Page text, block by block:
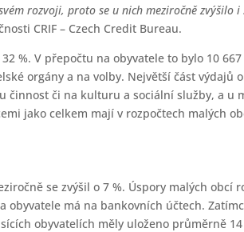
rozvoji, proto se u nich meziročně zvýšilo
CRIF – Czech Credit Bureau.
%. V přepočtu na obyvatele to bylo 10 667
orgány a na volby. Největší část výdajů
činnost či na kulturu a sociální služby, a u
jako celkem mají v rozpočtech malých
se zvýšil o 7 %. Úspory malých obcí
obyvatele má na bankovních účtech.
obyvatelích měly uloženo průměrně